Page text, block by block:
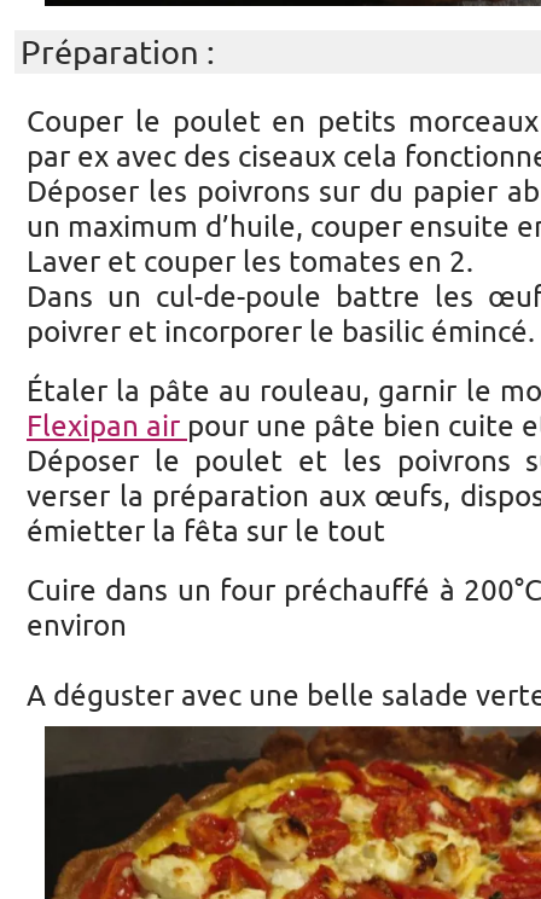
Préparation :
Couper le poulet en petits
par ex avec des ciseaux cela
Déposer les poivrons sur du papier
un maximum d’huile, couper ensuite
Laver et couper les tomates en 2.
Dans un cul-de-poule battre les
poivrer et incorporer le basilic émincé.
Étaler la pâte au rouleau, garnir le
Flexipan air pour une pâte bien cuite
Déposer le poulet et les poivrons
verser la préparation aux œufs,
émietter la fêta sur le tout
Cuire dans un four préchauffé à
environ
A déguster avec une belle salade